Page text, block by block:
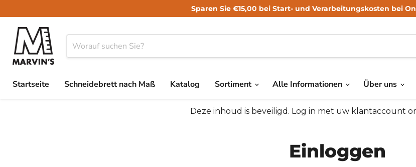
Sparen Sie €15,00 bei Start- und Verarbeitungskosten bei
Startseite Schneidebrett nach Maß Katalog Sortiment Alle Informationen Über uns
Deze inhoud is beveiligd. Log in met uw klantaccount
Einloggen